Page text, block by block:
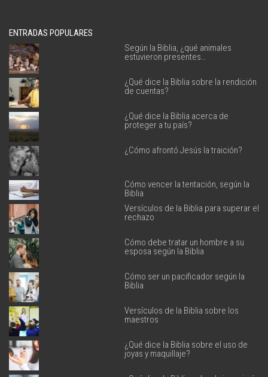
ENTRADAS POPULARES
Según la Biblia, ¿qué animales
estuvieron presentes…
¿Qué dice la Biblia sobre la rendición
de cuentas?
¿Qué dice la Biblia acerca de
proteger a tu país?
¿Cómo afrontó Jesús la traición?
Cómo vencer la tentación, según la
Biblia
Versículos de la Biblia para superar el
rechazo
Cómo debe tratar un hombre a su
esposa según la Biblia
Cómo ser un pacificador según la
Biblia
Versículos de la Biblia sobre los
maestros
¿Qué dice la Biblia sobre el uso de
joyas y maquillaje?